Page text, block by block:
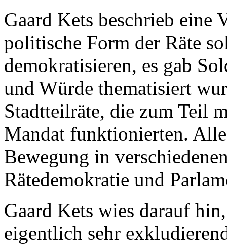
Gaard Kets beschrieb
politische Form der Räte
demokratisieren, es gab
und Würde thematisiert
Stadtteilräte, die zum Teil
Mandat funktionierten.
Bewegung in
Rätedemokratie und
Gaard Kets wies darauf
eigentlich sehr